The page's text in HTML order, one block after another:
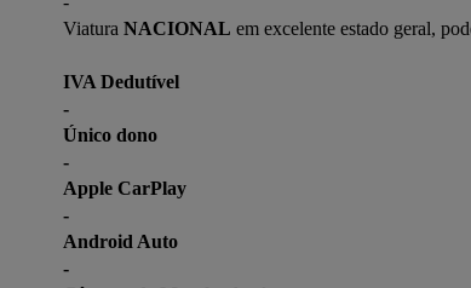
Viatura NACIONAL em excelente estado geral,
IVA Dedutível
-
Único dono
-
Apple CarPlay
-
Android Auto
-